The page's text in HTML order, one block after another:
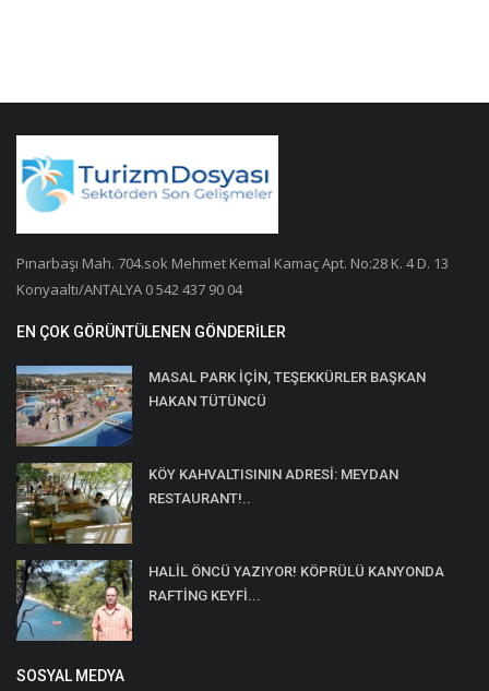
Pınarbaşı Mah. 704.sok Mehmet Kemal Kamaç Apt. No:28 K. 4 D. 13
Konyaaltı/ANTALYA 0 542 437 90 04
EN ÇOK GÖRÜNTÜLENEN GÖNDERILER
MASAL PARK İÇİN, TEŞEKKÜRLER BAŞKAN
HAKAN TÜTÜNCÜ
KÖY KAHVALTISININ ADRESİ: MEYDAN
RESTAURANT!..
HALİL ÖNCÜ YAZIYOR! KÖPRÜLÜ KANYONDA
RAFTİNG KEYFİ...
SOSYAL MEDYA